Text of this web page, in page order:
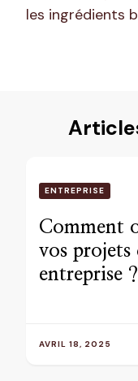
les ingrédients
ENTREPRISE
Comment
vos projets
entreprise ?
AVRIL 18, 2025